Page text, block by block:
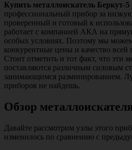
Купить металлоискатель Беркут-5
профессиональный прибор за
проверенный и готовый к
работает с компанией АКА на
особых условиях. Поэтому мы
конкурентные цены и качество всей
Стоит отметить и тот факт, что эти
поставляются различным силовым
занимающимся разминированием.
приборов не найдешь.
Обзор
Давайте рассмотрим узлы этого
изменилось по сравнению с